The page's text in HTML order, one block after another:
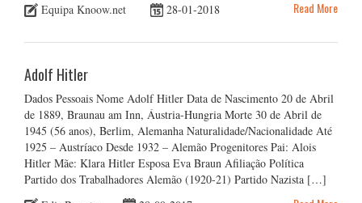
Equipa Knoow.net 28-01-2018 Read More
Adolf Hitler
Dados Pessoais Nome Adolf Hitler Data de Nascimento 20 de Abril
de 1889, Braunau am Inn, Áustria-Hungria Morte 30 de Abril de
1945 (56 anos), Berlim, Alemanha Naturalidade/Nacionalidade Até
1925 – Austríaco Desde 1932 – Alemão Progenitores Pai: Alois
Hitler Mãe: Klara Hitler Esposa Eva Braun Afiliação Política
Partido dos Trabalhadores Alemão (1920-21) Partido Nazista […]